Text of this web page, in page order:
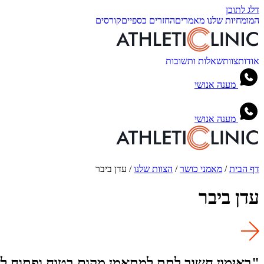
דלג לתוכן
המומחיות שלנו מאמריםהחזרים כספייםקורסים
אודותצוותשאלות ותשובות
מענה אנושי
מענה אנושי
דף הבית/ מאמני כושר/ הצוות שלנו/ עדן ביבר
עדן ביבר